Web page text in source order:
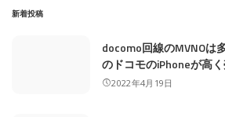
新着投稿
docomo回線のMVNOは
のドコモのiPhoneが高
2022年4月19日